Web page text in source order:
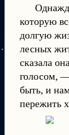
которую
долгую
лесных
сказала
голосом,
быть, и
пережить